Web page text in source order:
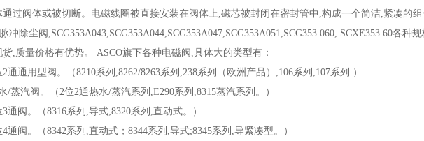
通过阀体或被切断。电磁线圈被直接安装在阀体上,磁芯被封闭在密封管中,构成一个简洁,紧凑的组
冲除尘阀,SCG353A043,SCG353A044,SCG353A047,SCG353A051,SCG353.060, SCXE353.60各种
货,质量价格有优势。 ASCO旗下各种电磁阀,具体大的类型有：
2通通用型阀。（8210系列,8262/8263系列,238系列（欧洲产品）,106系列,107系列.）
/蒸汽阀。（2位2通热水/蒸汽系列,E290系列,8315蒸汽系列。）
3通阀。（8316系列,导式;8320系列,直动式。）
4通阀。（8342系列,直动式；8344系列,导式;8345系列,导紧凑型。）